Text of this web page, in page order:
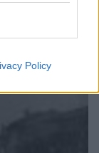
Policy